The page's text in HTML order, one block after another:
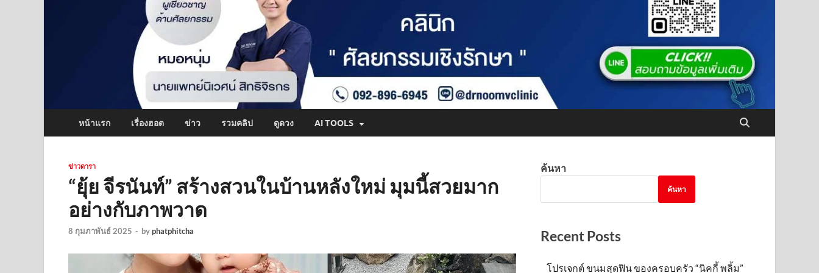
หน้าแรก เรื่องฮอต ข่าว รวมคลิป ดูดวง AI TOOLS
ข่าวดารา
“ยุ้ย จีรนันท์” สร้างสวนในบ้านหลังใหม่ มุมนี้สวยมาก
อย่างกับภาพวาด
8 กุมภาพันธ์ 2025 - byphatphitcha
ค้นหา
ค้นหา
Recent Posts
โปรเจกต์ ขนมสุดฟิน ของครอบครัว “นิคกี้ พลิ้ม”